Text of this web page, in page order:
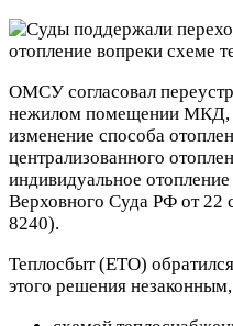
ОМСУ согласовал
нежилом помещении МКД,
изменение способа
централизованного
индивидуальное
Верховного Суда РФ от 22
8240).
Теплосбыт (ЕТО)
этого решения